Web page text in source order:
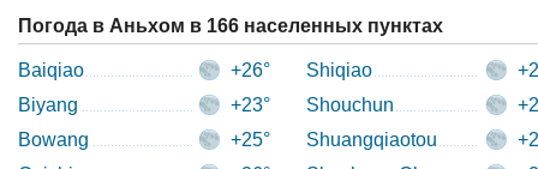
Погода в Аньхом в 166 населенных пунктах
Baiqiao
+26°
Biyang
+23°
Bowang
+25°
Shiqiao
Shouchun
Shuangqiaotou